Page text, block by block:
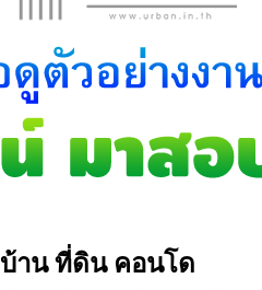
บ้าน ที่ดิน คอนโด